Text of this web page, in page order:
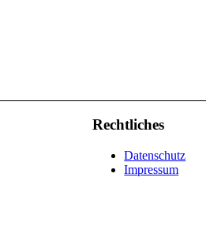
Rechtliches
Datenschutz
Impressum